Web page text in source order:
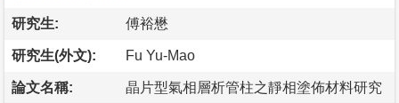
研究生: 傅裕懋
研究生(外文): Fu Yu-Mao
論文名稱: 晶片型氣相層析管柱之靜相塗佈材料研究